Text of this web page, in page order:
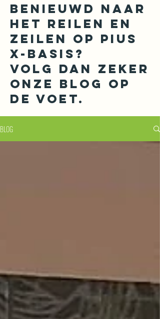
Benieuwd naar
het reilen en
zeilen op Pius
X-basis?
Volg dan zeker
onze blog op
de voet.
BLOG